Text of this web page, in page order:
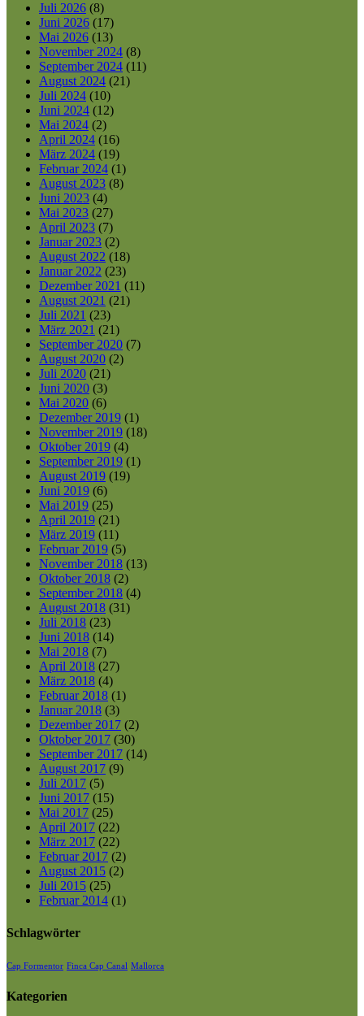
Juli 2026 (8)
Juni 2026 (17)
Mai 2026 (13)
November 2024 (8)
September 2024 (11)
August 2024 (21)
Juli 2024 (10)
Juni 2024 (12)
Mai 2024 (2)
April 2024 (16)
März 2024 (19)
Februar 2024 (1)
August 2023 (8)
Juni 2023 (4)
Mai 2023 (27)
April 2023 (7)
Januar 2023 (2)
August 2022 (18)
Januar 2022 (23)
Dezember 2021 (11)
August 2021 (21)
Juli 2021 (23)
März 2021 (21)
September 2020 (7)
August 2020 (2)
Juli 2020 (21)
Juni 2020 (3)
Mai 2020 (6)
Dezember 2019 (1)
November 2019 (18)
Oktober 2019 (4)
September 2019 (1)
August 2019 (19)
Juni 2019 (6)
Mai 2019 (25)
April 2019 (21)
März 2019 (11)
Februar 2019 (5)
November 2018 (13)
Oktober 2018 (2)
September 2018 (4)
August 2018 (31)
Juli 2018 (23)
Juni 2018 (14)
Mai 2018 (7)
April 2018 (27)
März 2018 (4)
Februar 2018 (1)
Januar 2018 (3)
Dezember 2017 (2)
Oktober 2017 (30)
September 2017 (14)
August 2017 (9)
Juli 2017 (5)
Juni 2017 (15)
Mai 2017 (25)
April 2017 (22)
März 2017 (22)
Februar 2017 (2)
August 2015 (2)
Juli 2015 (25)
Februar 2014 (1)
Schlagwörter
Cap Formentor Finca Cap Canal Mallorca
Kategorien